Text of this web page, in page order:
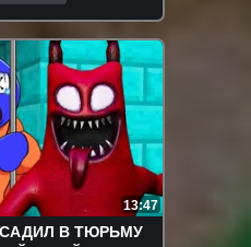
13:47
В ТЮРЬМУ